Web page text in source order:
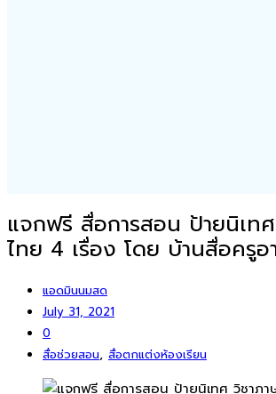
แจกฟรี สื่อการสอน ป้ายนิเท
ไทย 4 เรื่อง โดย บ้านสื่อครูอ
แอดมินนมสด
July 31, 2021
0
สื่อช่วยสอน, สื่อตกแต่งห้องเรียน